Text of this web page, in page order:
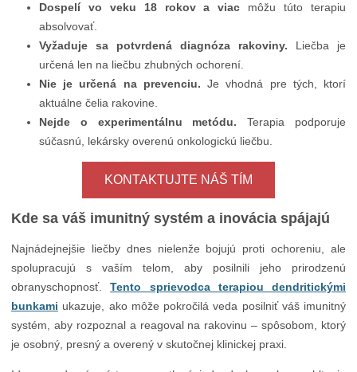
Dospelí vo veku 18 rokov a viac môžu túto terapiu
absolvovať.
Vyžaduje sa potvrdená diagnóza rakoviny. Liečba je
určená len na liečbu zhubných ochorení.
Nie je určená na prevenciu. Je vhodná pre tých, ktorí
aktuálne čelia rakovine.
Nejde o experimentálnu metódu. Terapia podporuje
súčasnú, lekársky overenú onkologickú liečbu.
KONTAKTUJTE NÁŠ TÍM
Kde sa váš imunitný systém a inovácia spájajú
Najnádejnejšie liečby dnes nielenže bojujú proti ochoreniu, ale
spolupracujú s vaším telom, aby posilnili jeho prirodzenú
obranyschopnosť.Tento sprievodca terapiou dendritickými
bunkami ukazuje, ako môže pokročilá veda posilniť váš imunitný
systém, aby rozpoznal a reagoval na rakovinu – spôsobom, ktorý
je osobný, presný a overený v skutočnej klinickej praxi.